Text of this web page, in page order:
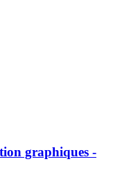
graphiques -